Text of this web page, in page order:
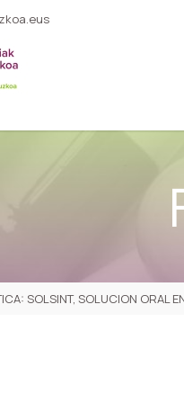
SOLSINT, SOLUCION ORAL